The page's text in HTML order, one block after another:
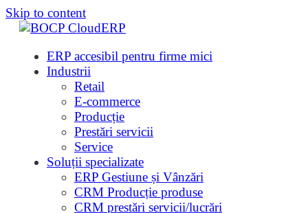
Skip to content
ERP accesibil pentru firme mici
Industrii
Retail
E-commerce
Producție
Prestări servicii
Service
Soluții specializate
ERP Gestiune și Vânzări
CRM Producție produse
CRM prestări servicii/lucrări